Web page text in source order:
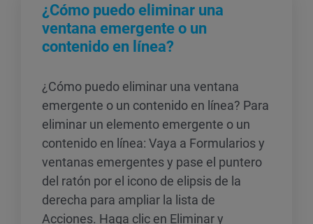
¿Cómo puedo eliminar una
ventana emergente o un
contenido en línea?
¿Cómo puedo eliminar una ventana
emergente o un contenido en línea? Para
eliminar un elemento emergente o un
contenido en línea: Vaya a Formularios y
ventanas emergentes y pase el puntero
del ratón por el icono de elipsis de la
derecha para ampliar la lista de
Acciones. Haga clic en Eliminar y